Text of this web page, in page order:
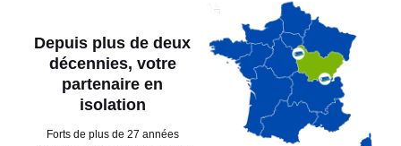
Depuis plus de deux
décennies, votre
partenaire en
isolation
Forts de plus de 27 années